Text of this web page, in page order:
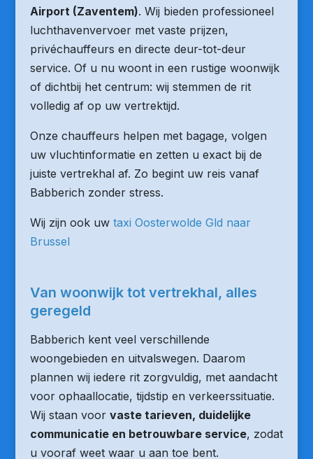
Airport (Zaventem). Wij bieden professioneel
luchthavenvervoer met vaste prijzen,
privéchauffeurs en directe deur-tot-deur
service. Of u nu woont in een rustige woonwijk
of dichtbij het centrum: wij stemmen de rit
volledig af op uw vertrektijd.
Onze chauffeurs helpen met bagage, volgen
uw vluchtinformatie en zetten u exact bij de
juiste vertrekhal af. Zo begint uw reis vanaf
Babberich zonder stress.
Wij zijn ook uw taxi Oosterwolde Gld naar
Brussel
Van woonwijk tot vertrekhal, alles
geregeld
Babberich kent veel verschillende
woongebieden en uitvalswegen. Daarom
plannen wij iedere rit zorgvuldig, met aandacht
voor ophaallocatie, tijdstip en verkeerssituatie.
Wij staan voor vaste tarieven, duidelijke
communicatie en betrouwbare service, zodat
u vooraf weet waar u aan toe bent.